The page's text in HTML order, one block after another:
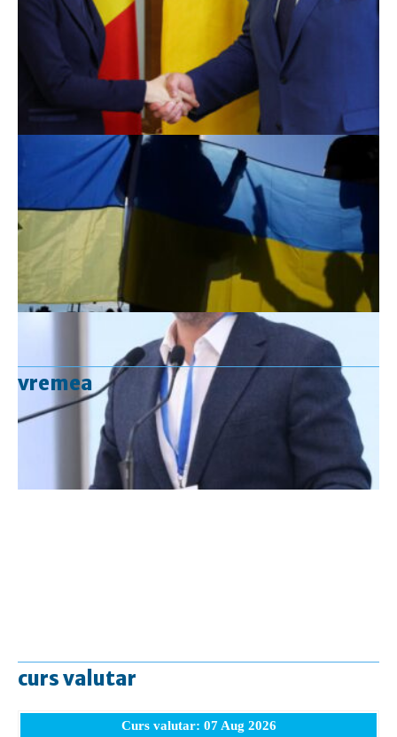
vremea
curs valutar
Curs valutar: 07 Aug 2026